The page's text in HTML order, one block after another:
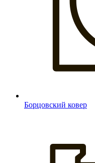
Борцовский ковер